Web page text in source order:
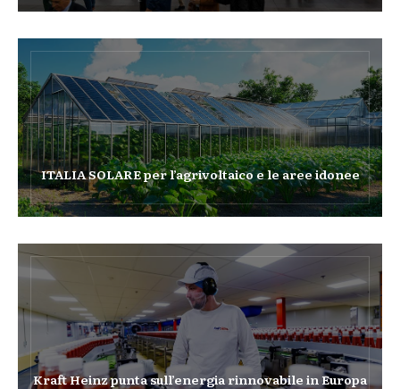
ITALIA SOLARE per l’agrivoltaico e le aree idonee
Kraft Heinz punta sull’energia rinnovabile in Europa